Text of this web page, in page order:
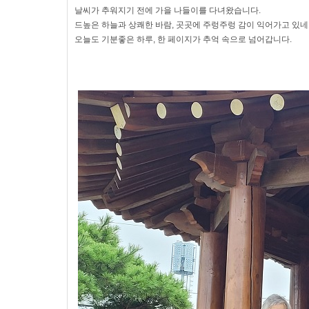
날씨가 추워지기 전에 가을 나들이를 다녀왔습니다.
드높은 하늘과 상쾌한 바람, 곳곳에 주렁주렁 감이 익어가고 있
오늘도 기분좋은 하루, 한 페이지가 추억 속으로 넘어갑니다.